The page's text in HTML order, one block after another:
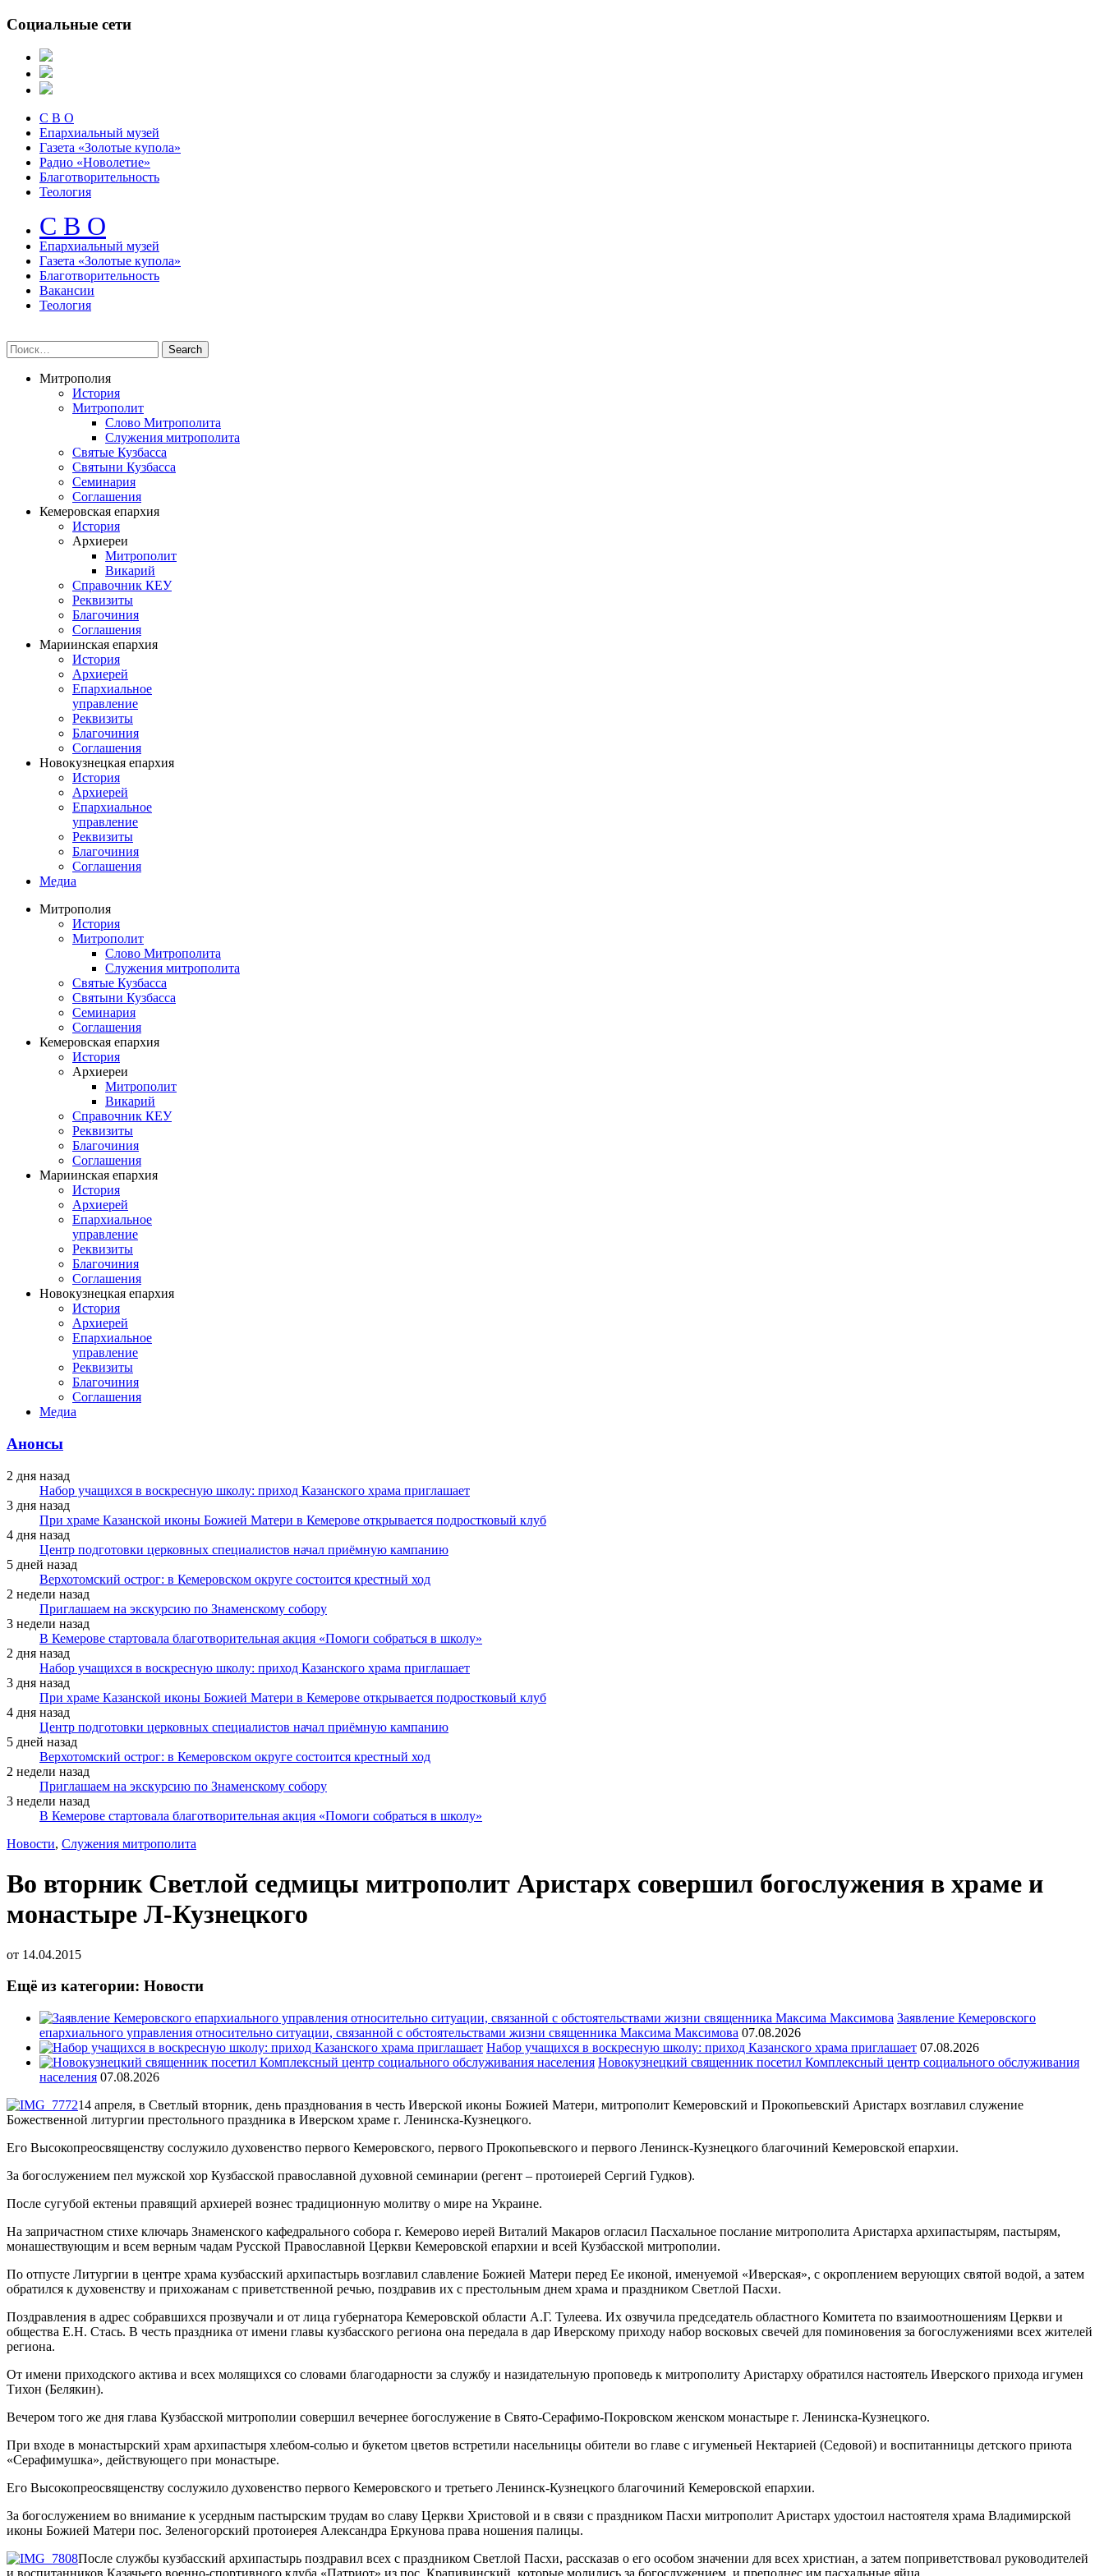
Социальные сети
С В О
Епархиальный музей
Газета «Золотые купола»
Радио «Новолетие»
Благотворительность
Теология
С В О
Епархиальный музeй
Газета «Золотые купола»
Благотворительность
Вакансии
Теология
Митрополия
История
Митрополит
Слово Митрополита
Служения митрополита
Святые Кузбасса
Святыни Кузбасса
Семинария
Соглашения
Кемеровская епархия
История
Архиереи
Митрополит
Викарий
Справочник КЕУ
Реквизиты
Благочиния
Соглашения
Мариинская епархия
История
Архиерей
Епархиальное
управление
Реквизиты
Благочиния
Соглашения
Новокузнецкая епархия
История
Архиерей
Епархиальное
управление
Реквизиты
Благочиния
Соглашения
Медиа
Митрополия
История
Митрополит
Слово Митрополита
Служения митрополита
Святые Кузбасса
Святыни Кузбасса
Семинария
Соглашения
Кемеровская епархия
История
Архиереи
Митрополит
Викарий
Справочник КЕУ
Реквизиты
Благочиния
Соглашения
Мариинская епархия
История
Архиерей
Епархиальное
управление
Реквизиты
Благочиния
Соглашения
Новокузнецкая епархия
История
Архиерей
Епархиальное
управление
Реквизиты
Благочиния
Соглашения
Медиа
Анонсы
2 дня назад
Набор учащихся в воскресную школу: приход Казанского храма приглашает
3 дня назад
При храме Казанской иконы Божией Матери в Кемерове открывается подростковый клуб
4 дня назад
Центр подготовки церковных специалистов начал приёмную кампанию
5 дней назад
Верхотомский острог: в Кемеровском округе состоится крестный ход
2 недели назад
Приглашаем на экскурсию по Знаменскому собору
3 недели назад
В Кемерове стартовала благотворительная акция «Помоги собраться в школу»
2 дня назад
Набор учащихся в воскресную школу: приход Казанского храма приглашает
3 дня назад
При храме Казанской иконы Божией Матери в Кемерове открывается подростковый клуб
4 дня назад
Центр подготовки церковных специалистов начал приёмную кампанию
5 дней назад
Верхотомский острог: в Кемеровском округе состоится крестный ход
2 недели назад
Приглашаем на экскурсию по Знаменскому собору
3 недели назад
В Кемерове стартовала благотворительная акция «Помоги собраться в школу»
Новости, Служения митрополита
Во вторник Светлой седмицы митрополит Аристарх совершил богослужения в храме и
монастыре Л-Кузнецкого
от 14.04.2015
Ещё из категории: Новости
Заявление Кемеровского
епархиального управления относительно ситуации, связанной с обстоятельствами жизни священника Максима Максимова 07.08.2026
Набор учащихся в воскресную школу: приход Казанского храма приглашает 07.08.2026
Новокузнецкий священник посетил Комплексный центр социального обслуживания
населения 07.08.2026
14 апреля, в Светлый вторник, день празднования в честь Иверской иконы Божией Матери, митрополит Кемеровский и Прокопьевский Аристарх возглавил служение
Божественной литургии престольного праздника в Иверском храме г. Ленинска-Кузнецкого.
Его Высокопреосвященству сослужило духовенство первого Кемеровского, первого Прокопьевского и первого Ленинск-Кузнецкого благочиний Кемеровской епархии.
За богослужением пел мужской хор Кузбасской православной духовной семинарии (регент – протоиерей Сергий Гудков).
После сугубой ектеньи правящий архиерей вознес традиционную молитву о мире на Украине.
На запричастном стихе ключарь Знаменского кафедрального собора г. Кемерово иерей Виталий Макаров огласил Пасхальное послание митрополита Аристарха архипастырям, пастырям,
монашествующим и всем верным чадам Русской Православной Церкви Кемеровской епархии и всей Кузбасской митрополии.
По отпусте Литургии в центре храма кузбасский архипастырь возглавил славление Божией Матери перед Ее иконой, именуемой «Иверская», с окроплением верующих святой водой, а затем
обратился к духовенству и прихожанам с приветственной речью, поздравив их с престольным днем храма и праздником Светлой Пасхи.
Поздравления в адрес собравшихся прозвучали и от лица губернатора Кемеровской области А.Г. Тулеева. Их озвучила председатель областного Комитета по взаимоотношениям Церкви и
общества Е.Н. Стась. В честь праздника от имени главы кузбасского региона она передала в дар Иверскому приходу набор восковых свечей для поминовения за богослужениями всех жителей
региона.
От имени приходского актива и всех молящихся со словами благодарности за службу и назидательную проповедь к митрополиту Аристарху обратился настоятель Иверского прихода игумен
Тихон (Белякин).
Вечером того же дня глава Кузбасской митрополии совершил вечернее богослужение в Свято-Серафимо-Покровском женском монастыре г. Ленинска-Кузнецкого.
При входе в монастырский храм архипастыря хлебом-солью и букетом цветов встретили насельницы обители во главе с игуменьей Нектарией (Седовой) и воспитанницы детского приюта
«Серафимушка», действующего при монастыре.
Его Высокопреосвященству сослужило духовенство первого Кемеровского и третьего Ленинск-Кузнецкого благочиний Кемеровской епархии.
За богослужением во внимание к усердным пастырским трудам во славу Церкви Христовой и в связи с праздником Пасхи митрополит Аристарх удостоил настоятеля храма Владимирской
иконы Божией Матери пос. Зеленогорский протоиерея Александра Еркунова права ношения палицы.
После службы кузбасский архипастырь поздравил всех с праздником Светлой Пасхи, рассказав о его особом значении для всех христиан, а затем поприветствовал руководителей